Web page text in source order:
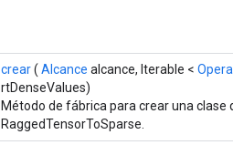
crear( Alcance alcance, Iterable <
rtDenseValues)
Método de fábrica para crear una
RaggedTensorToSparse.